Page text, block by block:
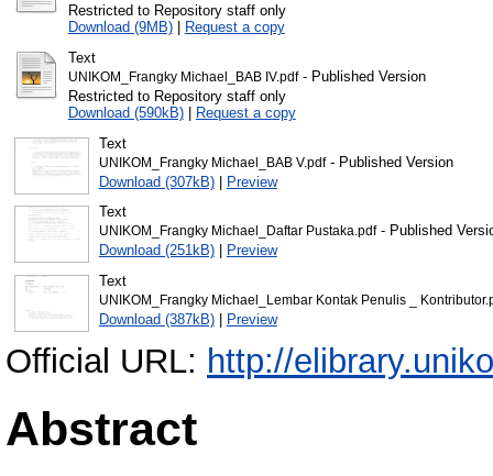
Restricted to Repository staff only
Download (9MB)|
Request a copy
Text
UNIKOM_Frangky Michael_BAB IV.pdf- Published Version
Restricted to Repository staff only
Download (590kB)|
Request a copy
Text
UNIKOM_Frangky Michael_BAB V.pdf- Published Version
Download (307kB)| Preview
Text
UNIKOM_Frangky Michael_Daftar Pustaka.pdf- Published
Download (251kB)|
Preview
Text
UNIKOM_Frangky Michael_Lembar Kontak Penulis _
Download (387kB)| Preview
Official URL: http://
Abstract